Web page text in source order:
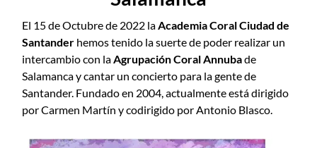
El 15 de Octubre de 2022 laAcademia Coral Ciudad de
Santander hemos tenido la suerte de poder realizar un
intercambio con laAgrupación Coral Annubade
Salamanca y cantar un concierto para la gente de
Santander. Fundado en 2004, actualmente está dirigido
por Carmen Martín y codirigido por Antonio Blasco.